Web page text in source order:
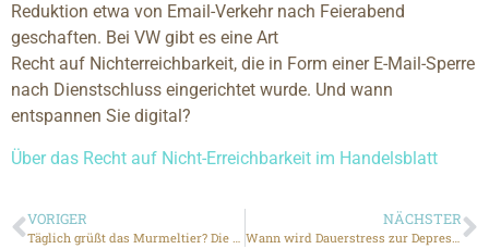
Reduktion etwa von Email-Verkehr nach Feierabend
geschaften. Bei VW gibt es eine Art
Recht auf Nichterreichbarkeit, die in Form einer E-Mail-Sperre
nach Dienstschluss eingerichtet wurde. Und wann
entspannen Sie digital?
Über das Recht auf Nicht-Erreichbarkeit im Handelsblatt
VORIGER
Täglich grüßt das Murmeltier? Die Vorsätze der Deutschen für 2017
NÄCHSTER
Wann wird Dauerstress zur Depression?